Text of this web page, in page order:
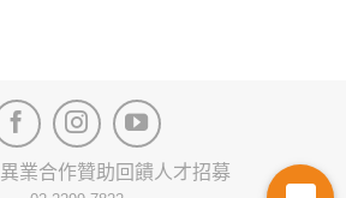
異業合作贊助回饋人才招募